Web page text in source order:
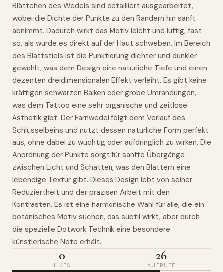
Blättchen des Wedels sind detailliert ausgearbeitet,
wobei die Dichte der Punkte zu den Rändern hin sanft
abnimmt. Dadurch wirkt das Motiv leicht und luftig, fast
so, als würde es direkt auf der Haut schweben. Im Bereich
des Blattstiels ist die Punktierung dichter und dunkler
gewählt, was dem Design eine natürliche Tiefe und einen
dezenten dreidimensionalen Effekt verleiht. Es gibt keine
kräftigen schwarzen Balken oder grobe Umrandungen,
was dem Tattoo eine sehr organische und zeitlose
Ästhetik gibt. Der Farnwedel folgt dem Verlauf des
Schlüsselbeins und nutzt dessen natürliche Form perfekt
aus, ohne dabei zu wuchtig oder aufdringlich zu wirken. Die
Anordnung der Punkte sorgt für sanfte Übergänge
zwischen Licht und Schatten, was den Blättern eine
lebendige Textur gibt. Dieses Design lebt von seiner
Reduziertheit und der präzisen Arbeit mit den
Kontrasten. Es ist eine harmonische Wahl für alle, die ein
botanisches Motiv suchen, das subtil wirkt, aber durch
die spezielle Dotwork Technik eine besondere
künstlerische Note erhält.
0
LIKES
26
AUFRUFE